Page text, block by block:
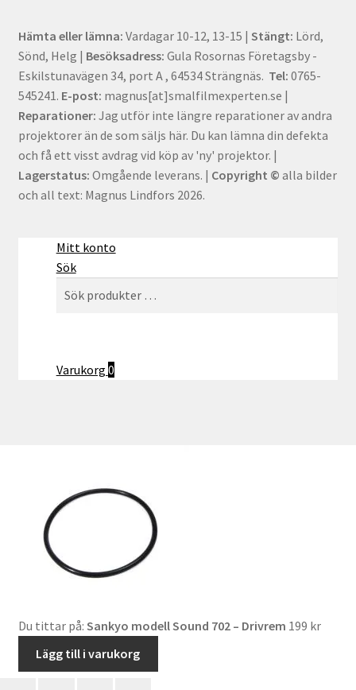
Hämta eller lämna: Vardagar 10-12, 13-15 | Stängt: Lörd,
Sönd, Helg | Besöksadress: Gula Rosornas Företagsby -
Eskilstunavägen 34, port A , 64534 Strängnäs. Tel: 0765-
545241. E-post: magnus[at]smalfilmexperten.se |
Reparationer: Jag utför inte längre reparationer av andra
projektorer än de som säljs här. Du kan lämna din defekta
och få ett visst avdrag vid köp av 'ny' projektor. |
Lagerstatus: Omgående leverans. | Copyright © alla bilder
och all text: Magnus Lindfors 2026.
Mitt konto
Sök
Varukorg 0
Du tittar på: Sankyo modell Sound 702 – Drivrem 199 kr
Lägg till i varukorg